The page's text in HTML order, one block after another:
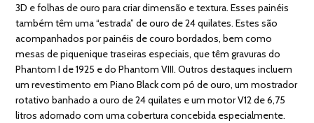
3D e folhas de ouro para criar dimensão e textura. Esses painéis
também têm uma “estrada” de ouro de 24 quilates. Estes são
acompanhados por painéis de couro bordados, bem como
mesas de piquenique traseiras especiais, que têm gravuras do
Phantom I de 1925 e do Phantom VIII. Outros destaques incluem
um revestimento em Piano Black com pó de ouro, um mostrador
rotativo banhado a ouro de 24 quilates e um motor V12 de 6,75
litros adornado com uma cobertura concebida especialmente.